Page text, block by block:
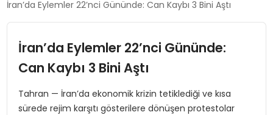
İran’da Eylemler 22’nci Gününde: Can Kaybı 3 Bini Aştı
İran’da Eylemler 22’nci Gününde:
Can Kaybı 3 Bini Aştı
Tahran — İran’da ekonomik krizin tetiklediği ve kısa
sürede rejim karşıtı gösterilere dönüşen protestolar